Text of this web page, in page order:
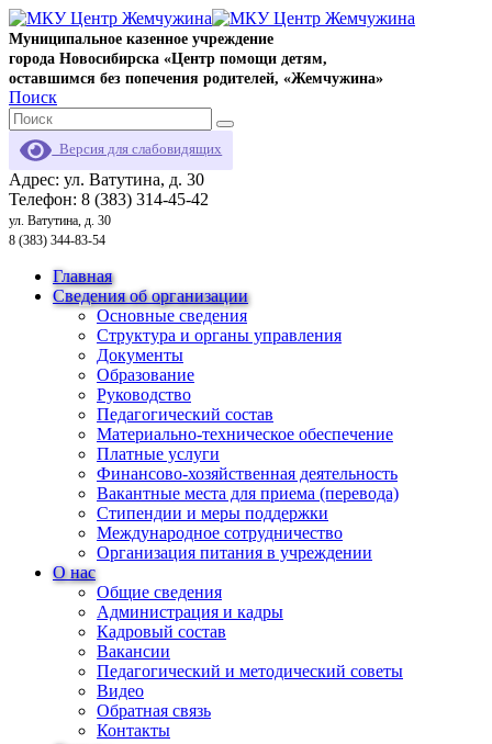
Муниципальное казенное учреждение
города Новосибирска «Центр помощи детям,
оставшимся без попечения родителей, «Жемчужина»
Поиск
Версия для слабовидящих
Адрес: ул. Ватутина, д. 30
Телефон: 8 (383) 314-45-42
ул. Ватутина, д. 30
8 (383) 344-83-54
Главная
Сведения об организации
Основные сведения
Структура и органы управления
Документы
Образование
Руководство
Педагогический состав
Материально-техническое обеспечение
Платные услуги
Финансово-хозяйственная деятельность
Вакантные места для приема (перевода)
Стипендии и меры поддержки
Международное сотрудничество
Организация питания в учреждении
О нас
Общие сведения
Администрация и кадры
Кадровый состав
Вакансии
Педагогический и методический советы
Видео
Обратная связь
Контакты